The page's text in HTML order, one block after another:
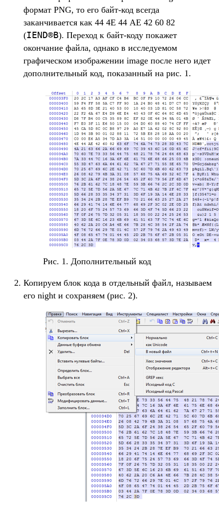
формат PNG, то его байт-код всегда
заканчивается как 44 4Е 44 АЕ 42 60 82
(IEND®B). Переход к байт-коду покажет
окончание файла, однако в исследуемом
графическом изображении image после него идет
дополнительный код, показанный на рис. 1.
Рис. 1. Дополнительный код
Копируем блок кода в отдельный файл, называем
его night и сохраняем (рис. 2).